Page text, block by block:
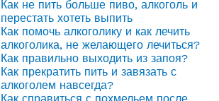
Как не пить больше пиво, алкоголь и
перестать хотеть выпить
Как помочь алкоголику и как лечить
алкоголика, не желающего лечиться?
Как правильно выходить из запоя?
Как прекратить пить и завязать с
алкоголем навсегда?
Как справиться с похмельем после